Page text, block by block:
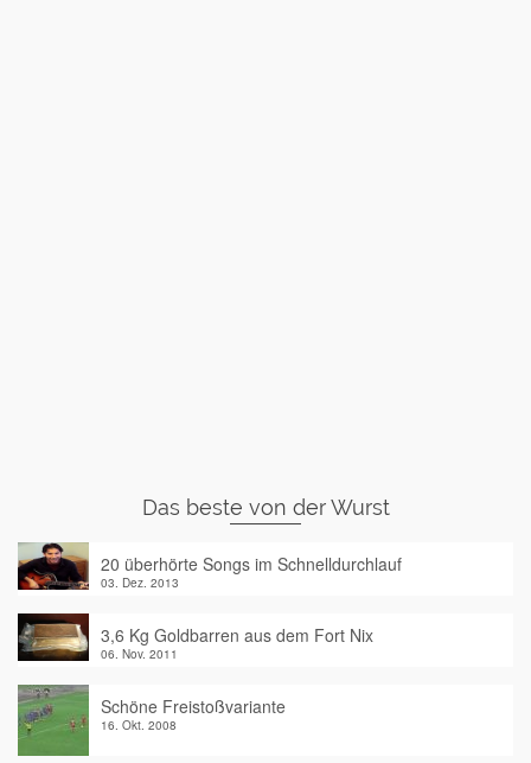
Das beste von der Wurst
20 überhörte Songs im Schnelldurchlauf
03. Dez. 2013
3,6 Kg Goldbarren aus dem Fort Nix
06. Nov. 2011
Schöne Freistoßvariante
16. Okt. 2008